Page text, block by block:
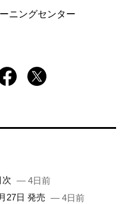
ニングセンター
次 — 4日前
27日 発売 — 4日前